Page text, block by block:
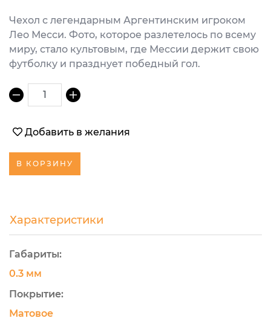
Чехол с легендарным Аргентинским игроком
Лео Месси. Фото, которое разлетелось по всему
миру, стало культовым, где Мессии держит свою
футболку и празднует победный гол.
1
Добавить в желания
В КОРЗИНУ
Характеристики
Габариты:
0.3 мм
Покрытие:
Матовое